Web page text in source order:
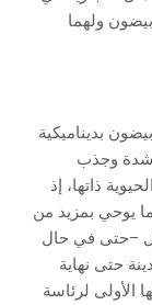
ولهما
بديناميكية
وجذب
ذاتها، إذ
يوحي بمزيد من
–حتى في حال
حتى نهاية
الأولى لرئاسة